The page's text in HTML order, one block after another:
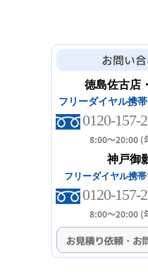
徳島佐古店
フリーダイヤル携
0120-157-
8:00～20:00 (
神戸御
フリーダイヤル携
0120-157-
8:00～20:00 (